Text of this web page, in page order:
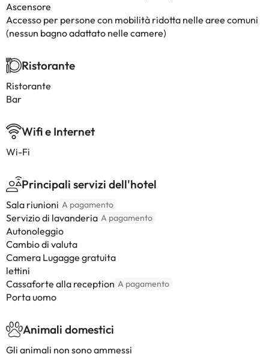
Ascensore
Accesso per persone con mobilità ridotta nelle aree comuni
(nessun bagno adattato nelle camere)
Ristorante
Ristorante
Bar
Wifi e Internet
Wi-Fi
Principali servizi dell'hotel
Sala riunioni A pagamento
Servizio di lavanderia A pagamento
Autonoleggio
Cambio di valuta
Camera Lugagge gratuita
lettini
Cassaforte alla reception A pagamento
Porta uomo
Animali domestici
Gli animali non sono ammessi